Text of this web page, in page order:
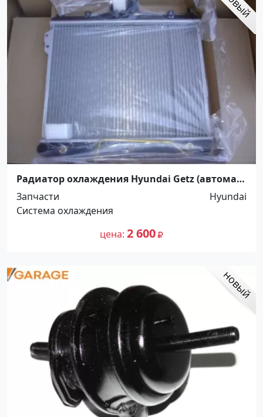
Радиатор охлаждения Hyundai Getz (автомат)
Краснодар
Запчасти
Hyundai
Система охлаждения
цена 2 600